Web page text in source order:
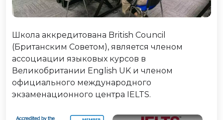
Школа аккредитована British Council
(Британским Советом), является членом
ассоциации языковых курсов в
Великобритании English UK и членом
официального международного
экзаменационного центра IELTS.